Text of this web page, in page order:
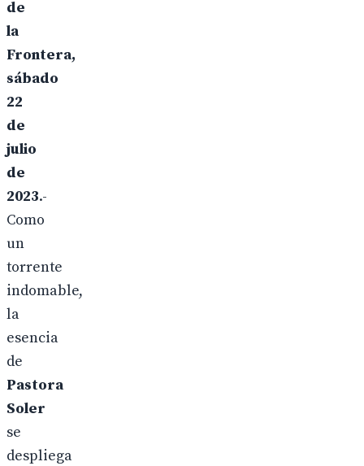
de
la
Frontera,
sábado
22
de
julio
de
2023.-
Como
un
torrente
indomable,
la
esencia
de
Pastora
Soler
se
despliega